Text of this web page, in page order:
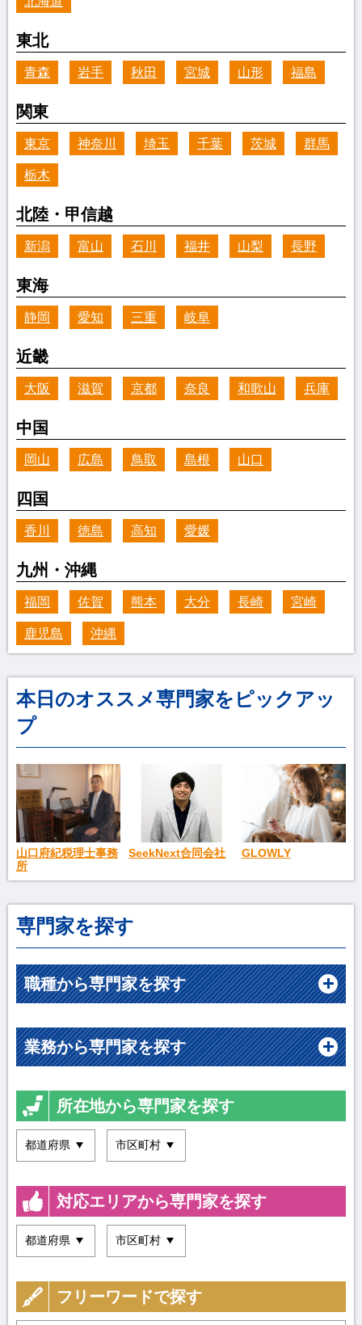
東北
青森 岩手 秋田 宮城 山形 福島
関東
東京 神奈川 埼玉 千葉 茨城 群馬
栃木
北陸・甲信越
新潟 富山 石川 福井 山梨 長野
東海
静岡 愛知 三重 岐阜
近畿
大阪 滋賀 京都 奈良 和歌山 兵庫
中国
岡山 広島 鳥取 島根 山口
四国
香川 徳島 高知 愛媛
九州・沖縄
福岡 佐賀 熊本 大分 長崎 宮崎
鹿児島 沖縄
本日のオススメ専門家をピックアッ
プ
山口府紀税理士事務
所
SeekNext合同会社 GLOWLY
専門家を探す
職種から専門家を探す
業務から専門家を探す
所在地から専門家を探す
対応エリアから専門家を探す
フリーワードで探す